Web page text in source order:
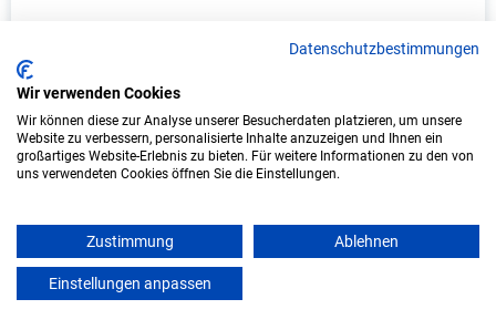
Duales Studium Informatik (B.Sc.) am
virtuellen Campus - FBSC GmbH
FBSC GmbH
In Kooperation mit IU Duales Studium (Internationale
Hochschule)
Start: Oktober 2026
Freie Plätze: 1
Datenschutzbestimmungen
Wir verwenden Cookies
Wir können diese zur Analyse unserer Besucherdaten platzieren, um unsere
Website zu verbessern, personalisierte Inhalte anzuzeigen und Ihnen ein
großartiges Website-Erlebnis zu bieten. Für weitere Informationen zu den von
uns verwendeten Cookies öffnen Sie die Einstellungen.
Zustimmung Ablehnen
Einstellungen anpassen